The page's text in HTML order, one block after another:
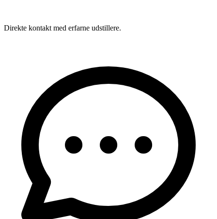
Direkte kontakt med erfarne udstillere.